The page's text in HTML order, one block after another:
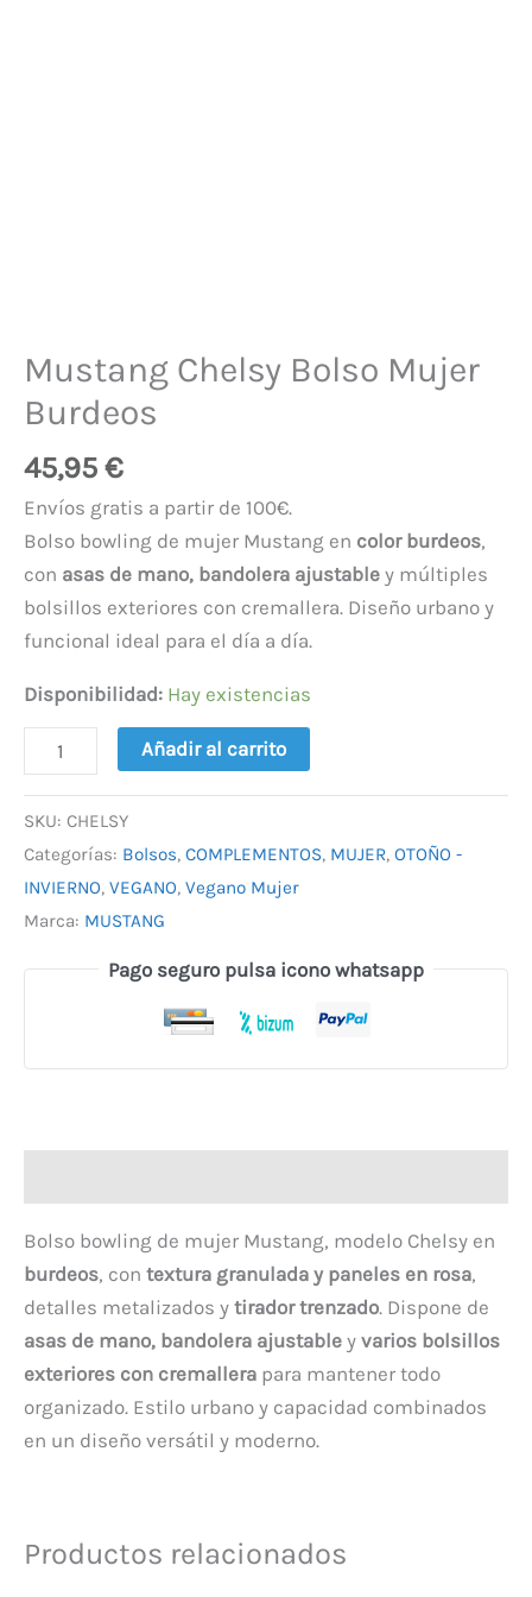
Mustang Chelsy Bolso Mujer
Burdeos
45,95 €
Envíos gratis a partir de 100€.
Bolso bowling de mujer Mustang en color burdeos,
con asas de mano, bandolera ajustable y múltiples
bolsillos exteriores con cremallera. Diseño urbano y
funcional ideal para el día a día.
Disponibilidad: Hay existencias
Añadir al carrito
SKU: CHELSY
Categorías: Bolsos, COMPLEMENTOS, MUJER, OTOÑO -
INVIERNO, VEGANO, Vegano Mujer
Marca: MUSTANG
Pago seguro pulsa icono whatsapp
Bolso bowling de mujer Mustang, modelo Chelsy en
burdeos, con textura granulada y paneles en rosa,
detalles metalizados y tirador trenzado. Dispone de
asas de mano, bandolera ajustable y varios bolsillos
exteriores con cremallera para mantener todo
organizado. Estilo urbano y capacidad combinados
en un diseño versátil y moderno.
Productos relacionados